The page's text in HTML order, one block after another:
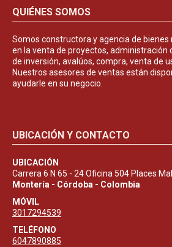
QUIÉNES SOMOS
Somos constructora y agencia de bienes
en la venta de proyectos, administración
de inversión, avalúos, compra, venta de
Nuestros asesores de ventas están
ayudarle en su negocio.
UBICACIÓN Y CONTACTO
UBICACIÓN
Carrera 6 N 65 - 24 Oficina 504 Places
Montería - Córdoba - Colombia
MÓVIL
3017294539
TELÉFONO
6047890885